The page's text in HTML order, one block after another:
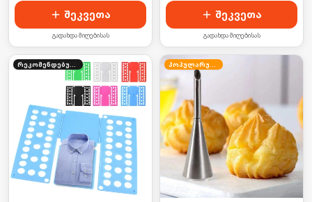
შეკვეთა
გადახდა მიღებისას
შეკვეთა
გადახდა მიღებისას
რეკომენდებული პოპულარული